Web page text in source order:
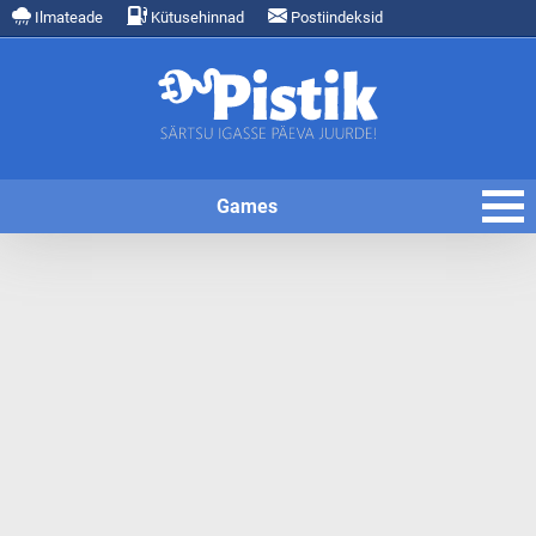
Ilmateade Kütusehinnad Postiindeksid
Games